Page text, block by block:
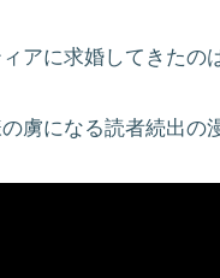
アに求婚してきたの
虜になる読者続出の